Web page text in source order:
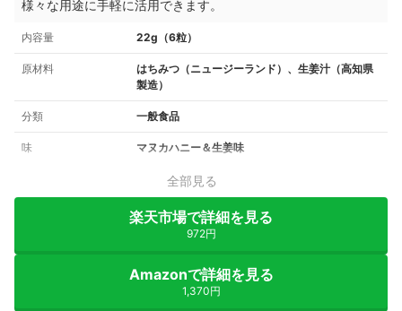
様々な用途に手軽に活用できます。
内容量 22g（6粒）
原材料
はちみつ（ニュージーランド）、生姜汁（高知県
製造）
分類 一般食品
味 マヌカハニー＆生姜味
全部見る
楽天市場で詳細を見る
972円
Amazonで詳細を見る
1,370円